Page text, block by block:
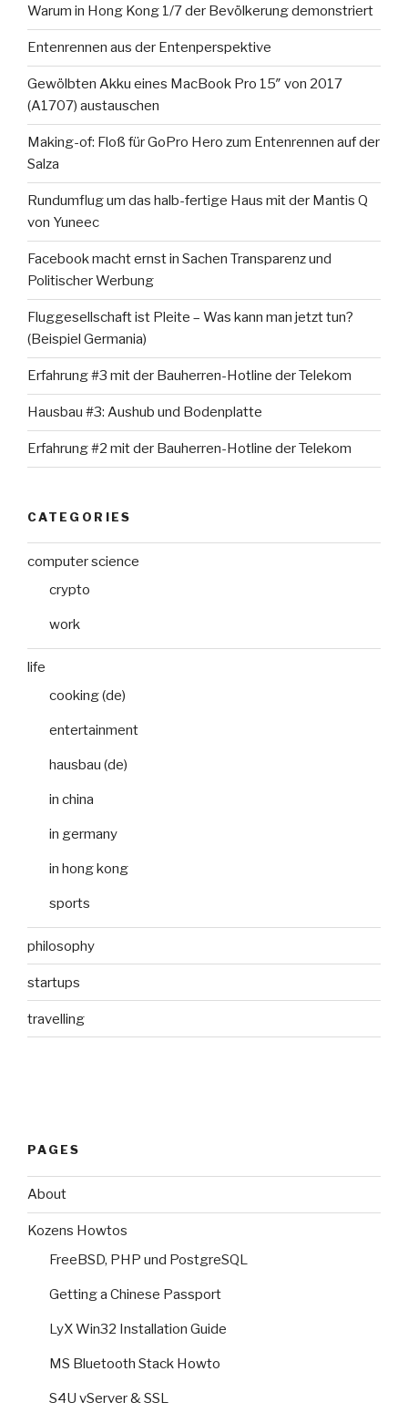
Warum in Hong Kong 1/7 der Bevölkerung demonstriert
Entenrennen aus der Entenperspektive
Gewölbten Akku eines MacBook Pro 15″ von 2017
(A1707) austauschen
Making-of: Floß für GoPro Hero zum Entenrennen auf der
Salza
Rundumflug um das halb-fertige Haus mit der Mantis Q
von Yuneec
Facebook macht ernst in Sachen Transparenz und
Politischer Werbung
Fluggesellschaft ist Pleite – Was kann man jetzt tun?
(Beispiel Germania)
Erfahrung #3 mit der Bauherren-Hotline der Telekom
Hausbau #3: Aushub und Bodenplatte
Erfahrung #2 mit der Bauherren-Hotline der Telekom
CATEGORIES
computer science
crypto
work
life
cooking (de)
entertainment
hausbau (de)
in china
in germany
in hong kong
sports
philosophy
startups
travelling
PAGES
About
Kozens Howtos
FreeBSD, PHP und PostgreSQL
Getting a Chinese Passport
LyX Win32 Installation Guide
MS Bluetooth Stack Howto
S4U vServer & SSL